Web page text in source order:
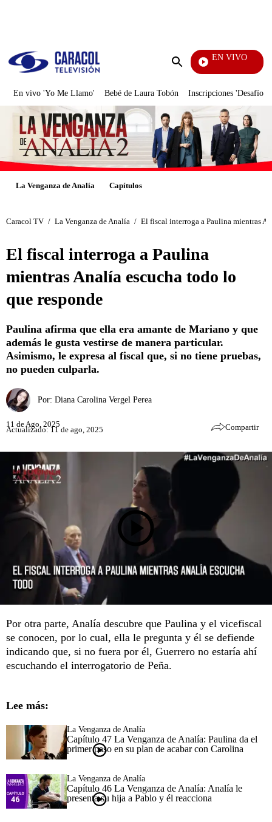
Enviar
EN VIVO
En vivo 'Yo Me Llamo' Bebé de Laura Tobón Inscripciones 'Desafío'
La Venganza de Analía Capítulos
Caracol TV / La Venganza de Analía / El fiscal interroga a Paulina mientras
El fiscal interroga a Paulina
mientras Analía escucha todo lo
que responde
Paulina afirma que ella era amante de Mariano y que
además le gusta vestirse de manera particular.
Asimismo, le expresa al fiscal que, si no tiene pruebas,
no pueden culparla.
Por: Diana Carolina Vergel Perea
11 de Ago, 2025
Actualizado: 11 de ago, 2025 Compartir
Por otra parte, Analía descubre que Paulina y el vicefiscal
se conocen, por lo cual, ella le pregunta y él se defiende
indicando que, si no fuera por él, Guerrero no estaría ahí
escuchando el interrogatorio de Peña.
Lee más:
La Venganza de Analía
Capítulo 47 La Venganza de Analía: Paulina da el
primer paso en su plan de acabar con Carolina
La Venganza de Analía
Capítulo 46 La Venganza de Analía: Analía le
presenta su hija a Pablo y él reacciona